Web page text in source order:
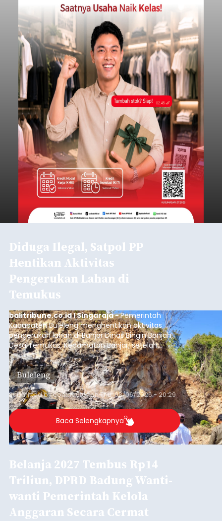
Diduga Ilegal, Satpol PP
Hentikan Aktivitas
Pengerukan Lahan di
Temukus
balitribune.co.id I Singaraja -Pemerintah
Kabupaten Buleleng menghentikan aktivitas
pengerukan lahan di Banjar Dinas Bingin Banjah,
Desa Temukus, Kecamatan Banjar, setelah
ditemukan indikasi kegiatan pengambilan
material yang tidak sesuai dengan peruntukan
kawasan.
Buleleng
Submitted bycontributoronThu, 08/06/2026 - 20:29
Baca Selengkapnya
Belanja 2027 Tembus Rp14
Triliun, DPRD Badung Wanti-
wanti Pemerintah Kelola
Anggaran Secara Cermat